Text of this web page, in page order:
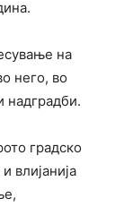
на
него, во
надградби.
градско
влијанија